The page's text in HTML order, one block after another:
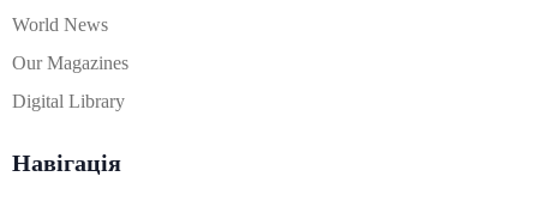
World News
Our Magazines
Digital Library
Навігація